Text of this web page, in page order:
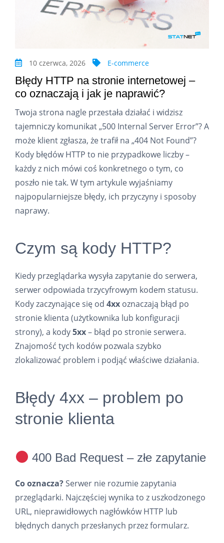
10 czerwca, 2026 E-commerce
Błędy HTTP na stronie internetowej –
co oznaczają i jak je naprawić?
Twoja strona nagle przestała działać i widzisz
tajemniczy komunikat „500 Internal Server Error”? A
może klient zgłasza, że trafił na „404 Not Found”?
Kody błędów HTTP to nie przypadkowe liczby –
każdy z nich mówi coś konkretnego o tym, co
poszło nie tak. W tym artykule wyjaśniamy
najpopularniejsze błędy, ich przyczyny i sposoby
naprawy.
Czym są kody HTTP?
Kiedy przeglądarka wysyła zapytanie do serwera,
serwer odpowiada trzycyfrowym kodem statusu.
Kody zaczynające się od 4xx oznaczają błąd po
stronie klienta (użytkownika lub konfiguracji
strony), a kody5xx– błąd po stronie serwera.
Znajomość tych kodów pozwala szybko
zlokalizować problem i podjąć właściwe działania.
Błędy 4xx – problem po
stronie klienta
400 Bad Request – złe zapytanie
Co oznacza?Serwer nie rozumie zapytania
przeglądarki. Najczęściej wynika to z uszkodzonego
URL, nieprawidłowych nagłówków HTTP lub
błędnych danych przesłanych przez formularz.